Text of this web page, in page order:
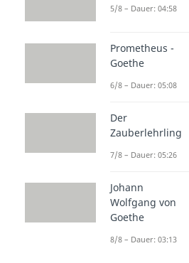
5/8 – Dauer: 04:58
Prometheus -
Goethe
6/8 – Dauer: 05:08
Der
Zauberlehrling
7/8 – Dauer: 05:26
Johann
Wolfgang von
Goethe
8/8 – Dauer: 03:13